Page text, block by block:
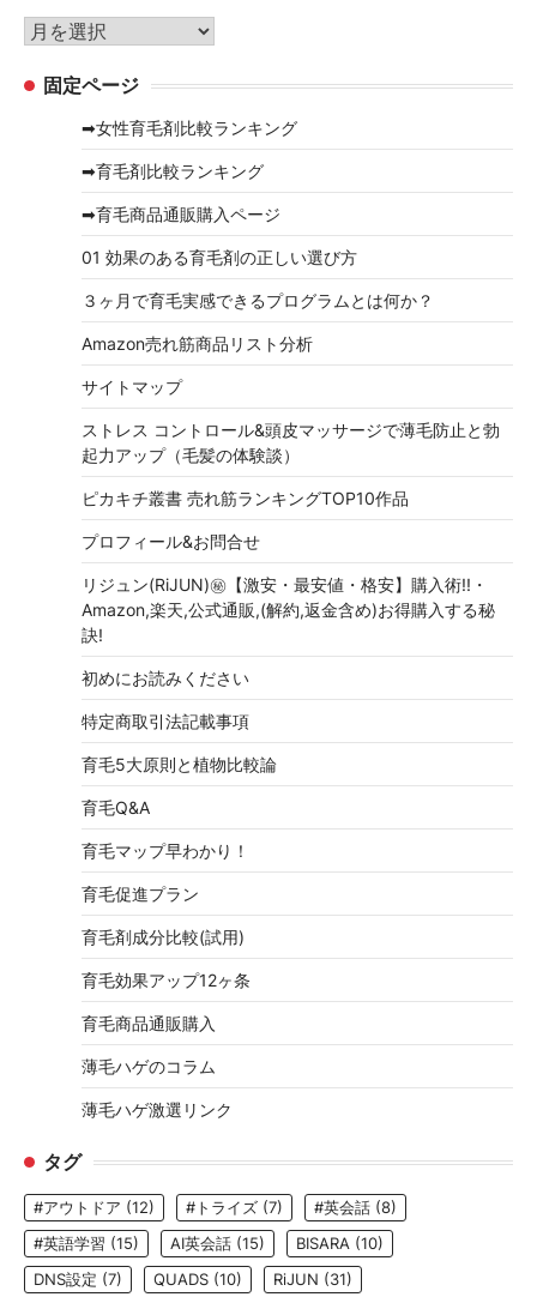
リ
ー
ア
カ 固定ページ
➡女性育毛剤比較ランキング
➡育毛剤比較ランキング
➡育毛商品通販購入ページ
01 効果のある育毛剤の正しい選び方
３ヶ月で育毛実感できるプログラムとは何か？
Amazon売れ筋商品リスト分析
サイトマップ
ストレス コントロール&頭皮マッサージで薄毛防止と勃
起力アップ（毛髪の体験談）
ピカキチ叢書 売れ筋ランキングTOP10作品
プロフィール&お問合せ
リジュン(RiJUN)㊙【激安・最安値・格安】購入術!!・
Amazon,楽天,公式通販,(解約,返金含め)お得購入する秘
訣!
初めにお読みください
特定商取引法記載事項
育毛5大原則と植物比較論
育毛Q&A
育毛マップ早わかり！
育毛促進プラン
育毛剤成分比較(試用)
育毛効果アップ12ヶ条
育毛商品通販購入
薄毛ハゲのコラム
薄毛ハゲ激選リンク
タグ
#アウトドア (12) #トライズ (7) #英会話 (8)
#英語学習 (15) AI英会話 (15) BISARA (10)
DNS設定 (7) QUADS (10) RiJUN (31)